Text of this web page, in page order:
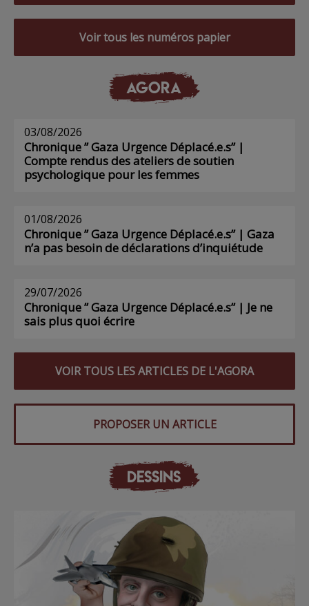
Voir tous les numéros papier
AGORA
03/08/2026
Chronique ” Gaza Urgence Déplacé.e.s” |
Compte rendus des ateliers de soutien
psychologique pour les femmes
01/08/2026
Chronique ” Gaza Urgence Déplacé.e.s” | Gaza
n’a pas besoin de déclarations d’inquiétude
29/07/2026
Chronique ” Gaza Urgence Déplacé.e.s” | Je ne
sais plus quoi écrire
VOIR TOUS LES ARTICLES DE L'AGORA
PROPOSER UN ARTICLE
DESSINS